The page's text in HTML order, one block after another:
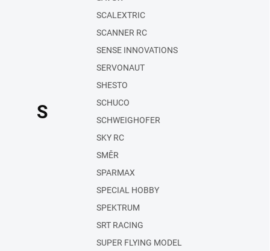
S
SCALEXTRIC
SCANNER RC
SENSE INNOVATIONS
SERVONAUT
SHESTO
SCHUCO
SCHWEIGHOFER
SKY RC
SMĚR
SPARMAX
SPECIAL HOBBY
SPEKTRUM
SRT RACING
SUPER FLYING MODEL